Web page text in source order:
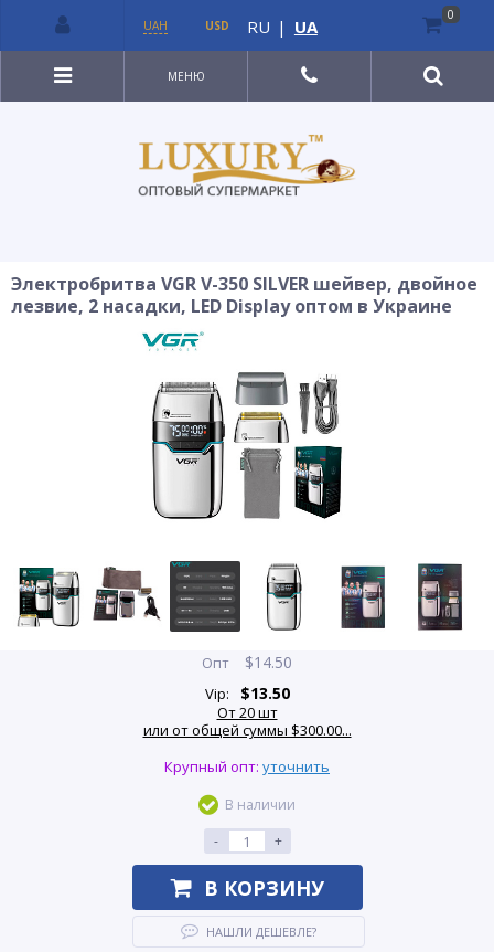
МЕНЮ
Электробритва VGR V-350 SILVER шейвер, двойное
лезвие, 2 насадки, LED Display оптом в Украине
Опт $14.50
Vip: $13.50
От 20 шт
или от общей суммы $300.00...
Крупный опт: уточнить
В наличии
-
+
В КОРЗИНУ
НАШЛИ ДЕШЕВЛЕ?
UAH USD RU | UA
0